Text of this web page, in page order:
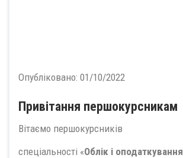
Опубліковано: 01/10/2022
Привітання першокурсникам
Вітаємо першокурсників
спеціальності «Облік і оподаткування